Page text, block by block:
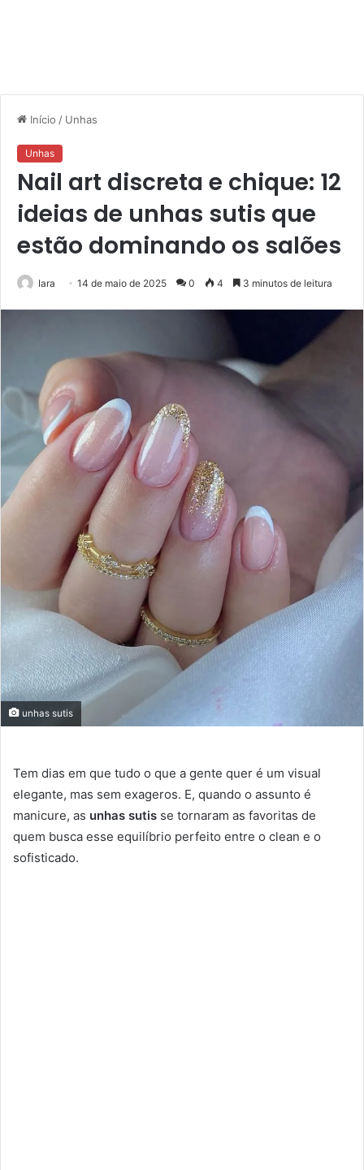
Início / Unhas
Unhas
Nail art discreta e chique: 12
ideias de unhas sutis que
estão dominando os salões
Iara 14 de maio de 2025 0 4 3 minutos de leitura
unhas sutis
Tem dias em que tudo o que a gente quer é um visual
elegante, mas sem exageros. E, quando o assunto é
manicure, as unhas sutis se tornaram as favoritas de
quem busca esse equilíbrio perfeito entre o clean e o
sofisticado.